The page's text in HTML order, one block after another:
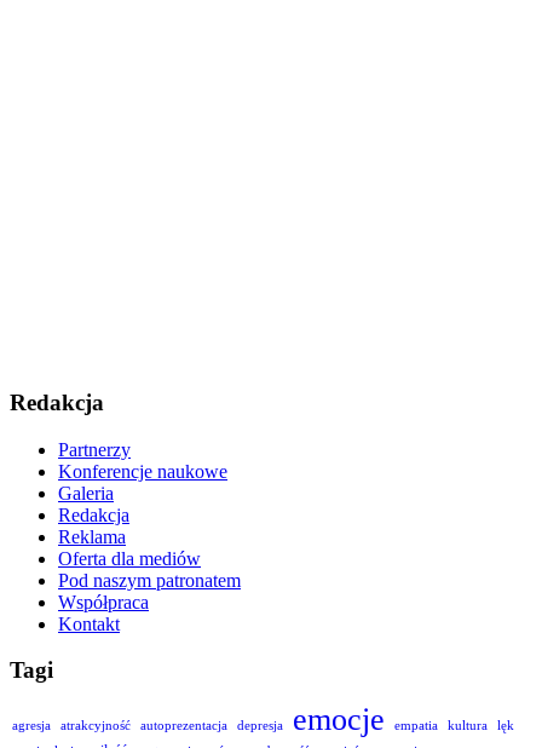
Redakcja
Partnerzy
Konferencje naukowe
Galeria
Redakcja
Reklama
Oferta dla mediów
Pod naszym patronatem
Współpraca
Kontakt
Tagi
agresja atrakcyjność autoprezentacja depresja emocje empatia kultura
lęk